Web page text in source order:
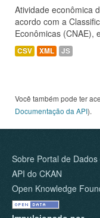
Atividade econômica
acordo com a
Econômicas (CNAE),
CSV XML JS
Você também pode ter
Documentação da API).
Sobre Portal de
API do CKAN
Open Knowledge